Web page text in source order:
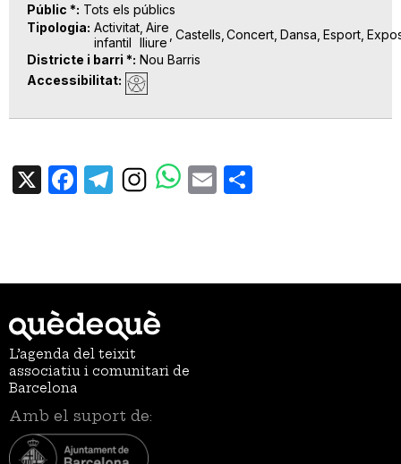
Públic * Tots els públics
Tipologia Activitat
infantil
Aire
lliure Castells Concert Dansa Esport
Districte i barri * Nou Barris
Accessibilitat
X Facebook
TelegramEmail
L’agenda del teixit
associatiu i comunitari de
Barcelona
Amb el suport de: